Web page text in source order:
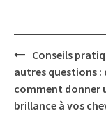
Post
navigation
Conseils
autres questions :
comment donner
brillance à vos